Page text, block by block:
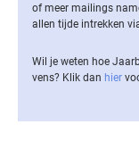
of meer mailings
allen tijde intrekken
Wil je weten hoe
vens? Klik dan hier